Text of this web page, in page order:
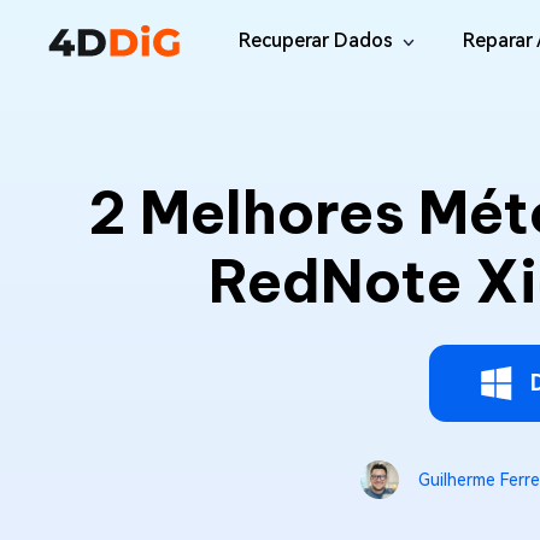
Recuperar Dados
Recuperar Arquivos Apagados de Win
Recuperar Arquivos Apagados de Mac
Recuperar Dados Perdidos de iPhone/
Android Recovery
Recuperar Arquivos no Android Sem
Reparar
Corrigir
Online
2 Melhores
RedNote
Guilherme